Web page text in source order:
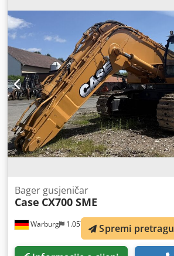
Warburg 1.057 km
Bager gusjeničar
Case CX700 SME
Spremi pretragu